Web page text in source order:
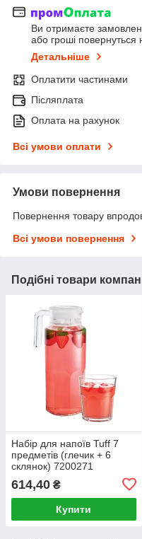
Ви отримаєте
або гроші повернуться
Детальніше
Оплатити частинами
Післяплата
Оплата на рахунок
Всі умови оплати
Умови повернення
Повернення товару
Всі умови повернення
Подібні товари
Набір для напоїв Tuff 7
предметів (глечик + 6
склянок) 7200271
614,40 ₴
Купити